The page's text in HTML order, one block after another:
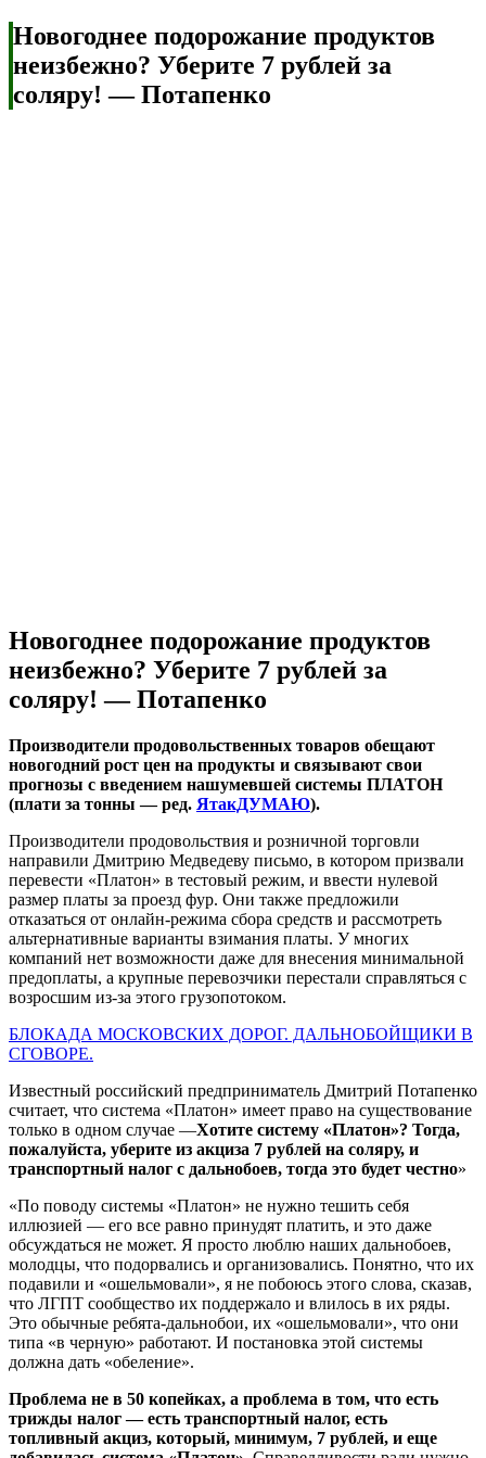
Новогоднее подорожание продуктов
неизбежно? Уберите 7 рублей за
соляру! — Потапенко
Новогоднее подорожание продуктов
неизбежно? Уберите 7 рублей за
соляру! — Потапенко
Производители продовольственных товаров обещают
новогодний рост цен на продукты и связывают свои
прогнозы с введением нашумевшей системы ПЛАТОН
(плати за тонны — ред. ЯтакДУМАЮ).
Производители продовольствия и розничной торговли
направили Дмитрию Медведеву письмо, в котором призвали
перевести «Платон» в тестовый режим, и ввести нулевой
размер платы за проезд фур. Они также предложили
отказаться от онлайн-режима сбора средств и рассмотреть
альтернативные варианты взимания платы. У многих
компаний нет возможности даже для внесения минимальной
предоплаты, а крупные перевозчики перестали справляться с
возросшим из-за этого грузопотоком.
БЛОКАДА МОСКОВСКИХ ДОРОГ. ДАЛЬНОБОЙЩИКИ В
СГОВОРЕ.
Известный российский предприниматель Дмитрий Потапенко
считает, что система «Платон» имеет право на существование
только в одном случае —Хотите систему «Платон»? Тогда,
пожалуйста, уберите из акциза 7 рублей на соляру, и
транспортный налог с дальнобоев, тогда это будет честно»
«По поводу системы «Платон» не нужно тешить себя
иллюзией — его все равно принудят платить, и это даже
обсуждаться не может. Я просто люблю наших дальнобоев,
молодцы, что подорвались и организовались. Понятно, что их
подавили и «ошельмовали», я не побоюсь этого слова, сказав,
что ЛГПТ сообщество их поддержало и влилось в их ряды.
Это обычные ребята-дальнобои, их «ошельмовали», что они
типа «в черную» работают. И постановка этой системы
должна дать «обеление».
Проблема не в 50 копейках, а проблема в том, что есть
трижды налог — есть транспортный налог, есть
топливный акциз, который, минимум, 7 рублей, и еще